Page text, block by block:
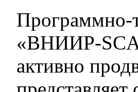
Программно-
«ВНИИР-
активно